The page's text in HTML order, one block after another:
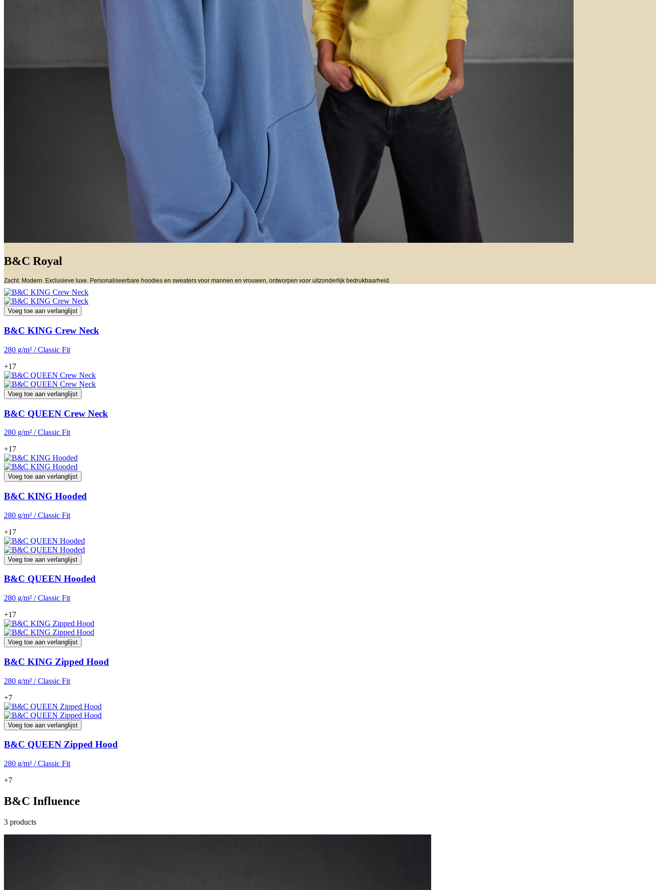
B&C Royal
Zacht. Modern. Exclusieve luxe. Personaliseerbare hoodies en sweaters voor mannen en vrouwen, ontworpen voor uitzonderlijk bedrukbaarheid.
Voeg toe aan verlanglijst
B&C KING Crew Neck
280 g/m² / Classic Fit
+17
Voeg toe aan verlanglijst
B&C QUEEN Crew Neck
280 g/m² / Classic Fit
+17
Voeg toe aan verlanglijst
B&C KING Hooded
280 g/m² / Classic Fit
+17
Voeg toe aan verlanglijst
B&C QUEEN Hooded
280 g/m² / Classic Fit
+17
Voeg toe aan verlanglijst
B&C KING Zipped Hood
280 g/m² / Classic Fit
+7
Voeg toe aan verlanglijst
B&C QUEEN Zipped Hood
280 g/m² / Classic Fit
+7
B&C Influence
3 products